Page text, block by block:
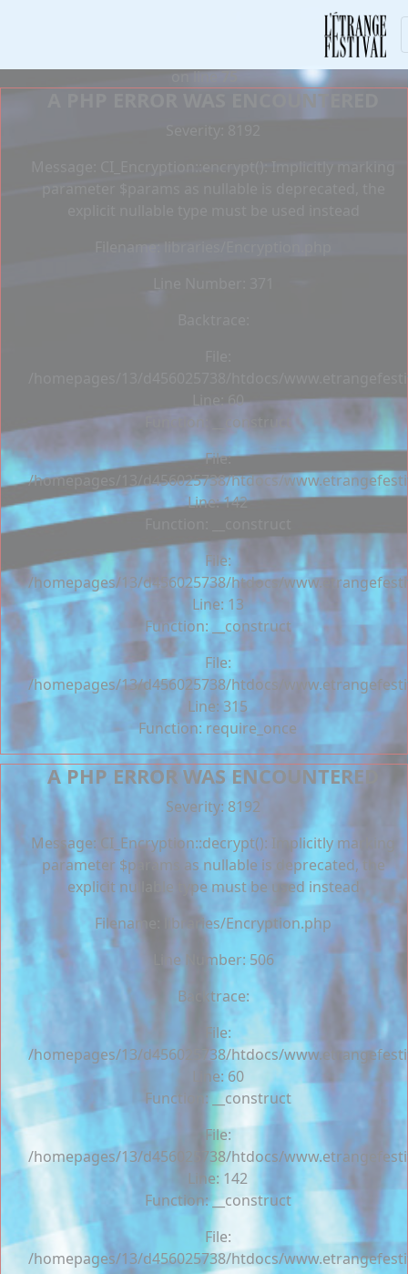
: Constant E_STRICT is deprecated in
/homepages/13/d456025738/htdocs/
on line75
A PHP ERROR WAS ENCOUNTERED
Filename: libraries/Encryption.php
/homepages/13/d456025738/htdocs/
Line: 60
Function: __construct
File:
/homepages/13/d456025738/htdocs/
Line: 142
File:
/homepages/13/d456025738/htdocs/
Line: 13
Function: __construct
File:
/homepages/13/d456025738/htdocs/
Line: 315
Function: require_once
A PHP ERROR WAS ENCOUNTERED
Severity: 8192
Message: CI_Encryption::decrypt(): Implicitly marking
parameter $params as nullable is deprecated, the
explicit nullable type must be used instead
Filename: libraries/Encryption.php
Line Number: 506
Backtrace:
File:
/homepages/13/d456025738/htdocs/
Line: 60
Function: __construct
File:
/homepages/13/d456025738/htdocs/
Line: 142
Function: __construct
File:
/homepages/13/d456025738/htdocs/